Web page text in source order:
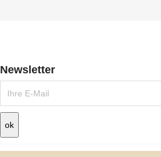
Newsletter